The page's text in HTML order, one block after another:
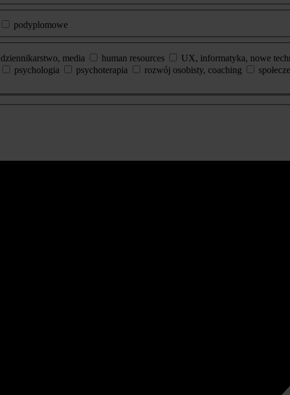
podyplomowe
dziennikarstwo, media human resources UX, informatyka, nowe
psychologia psychoterapia rozwój osobisty, coaching